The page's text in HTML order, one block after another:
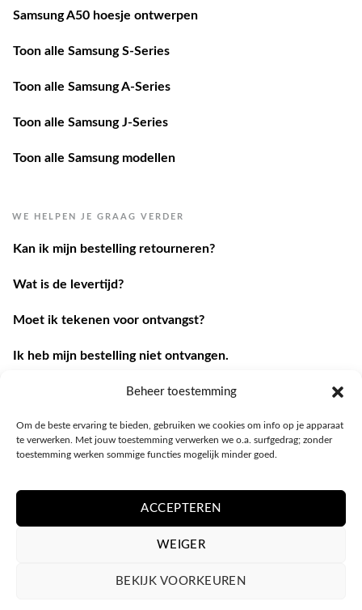
Beheer toestemming
Om de beste ervaring te bieden, gebruiken we cookies om info op je apparaat
te verwerken. Met jouw toestemming verwerken we o.a. surfgedrag; zonder
toestemming werken sommige functies mogelijk minder goed.
ACCEPTEREN
WEIGER
BEKIJK VOORKEUREN
Samsung A50 hoesje ontwerpen
Toon alle Samsung S-Series
Toon alle Samsung A-Series
Toon alle Samsung J-Series
Toon alle Samsung modellen
WE HELPEN JE GRAAG VERDER
Kan ik mijn bestelling retourneren?
Wat is de levertijd?
Moet ik tekenen voor ontvangst?
Ik heb mijn bestelling niet ontvangen.
Ik heb een andere vraag.
Contacteer ons